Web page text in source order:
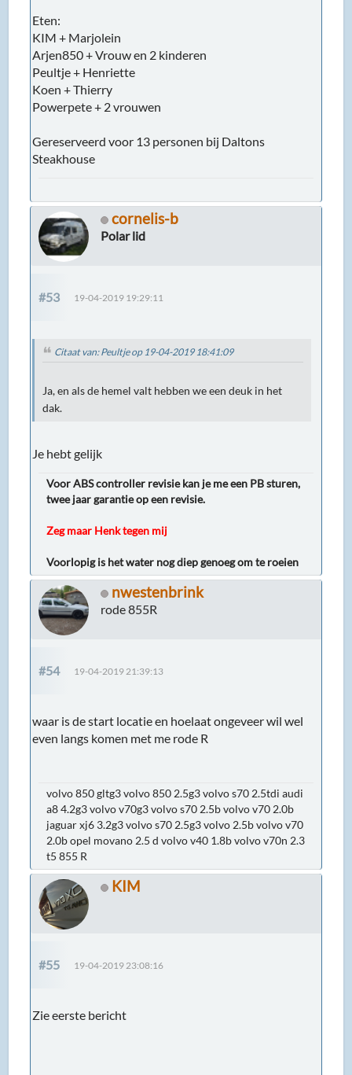
Eten:
KIM + Marjolein
Arjen850 + Vrouw en 2 kinderen
Peultje + Henriette
Koen + Thierry
Powerpete + 2 vrouwen
Gereserveerd voor 13 personen bij Daltons
Steakhouse
cornelis-b
Polar lid
#53 19-04-2019 19:29:11
Citaat van: Peultje op 19-04-2019 18:41:09
Ja, en als de hemel valt hebben we een deuk in het
dak.
Je hebt gelijk
Voor ABS controller revisie kan je me een PB sturen,
twee jaar garantie op een revisie.
Zeg maar Henk tegen mij
Voorlopig is het water nog diep genoeg om te roeien
nwestenbrink
rode 855R
#54 19-04-2019 21:39:13
waar is de start locatie en hoelaat ongeveer wil wel
even langs komen met me rode R
volvo 850 gltg3 volvo 850 2.5g3 volvo s70 2.5tdi audi
a8 4.2g3 volvo v70g3 volvo s70 2.5b volvo v70 2.0b
jaguar xj6 3.2g3 volvo s70 2.5g3 volvo 2.5b volvo v70
2.0b opel movano 2.5 d volvo v40 1.8b volvo v70n 2.3
t5 855 R
KIM
#55 19-04-2019 23:08:16
Zie eerste bericht